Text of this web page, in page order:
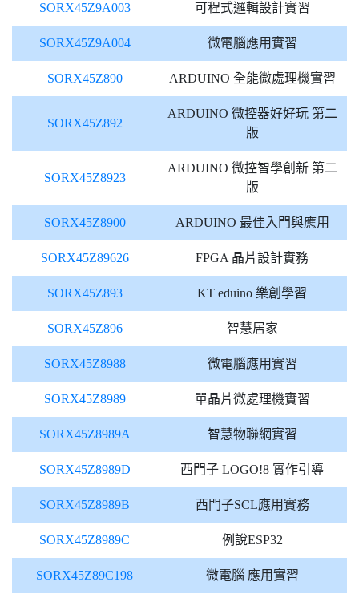
SORX45Z9A003 可程式邏輯設計實習
SORX45Z9A004 微電腦應用實習
SORX45Z890 ARDUINO 全能微處理機實習
SORX45Z892
ARDUINO 微控器好好玩 第二
版
SORX45Z8923
ARDUINO 微控智學創新 第二
版
SORX45Z8900 ARDUINO 最佳入門與應用
SORX45Z89626 FPGA 晶片設計實務
SORX45Z893 KT eduino 樂創學習
SORX45Z896 智慧居家
SORX45Z8988 微電腦應用實習
SORX45Z8989 單晶片微處理機實習
SORX45Z8989A 智慧物聯網實習
SORX45Z8989D 西門子 LOGO!8 實作引導
SORX45Z8989B 西門子SCL應用實務
SORX45Z8989C 例說ESP32
SORX45Z89C198 微電腦 應用實習